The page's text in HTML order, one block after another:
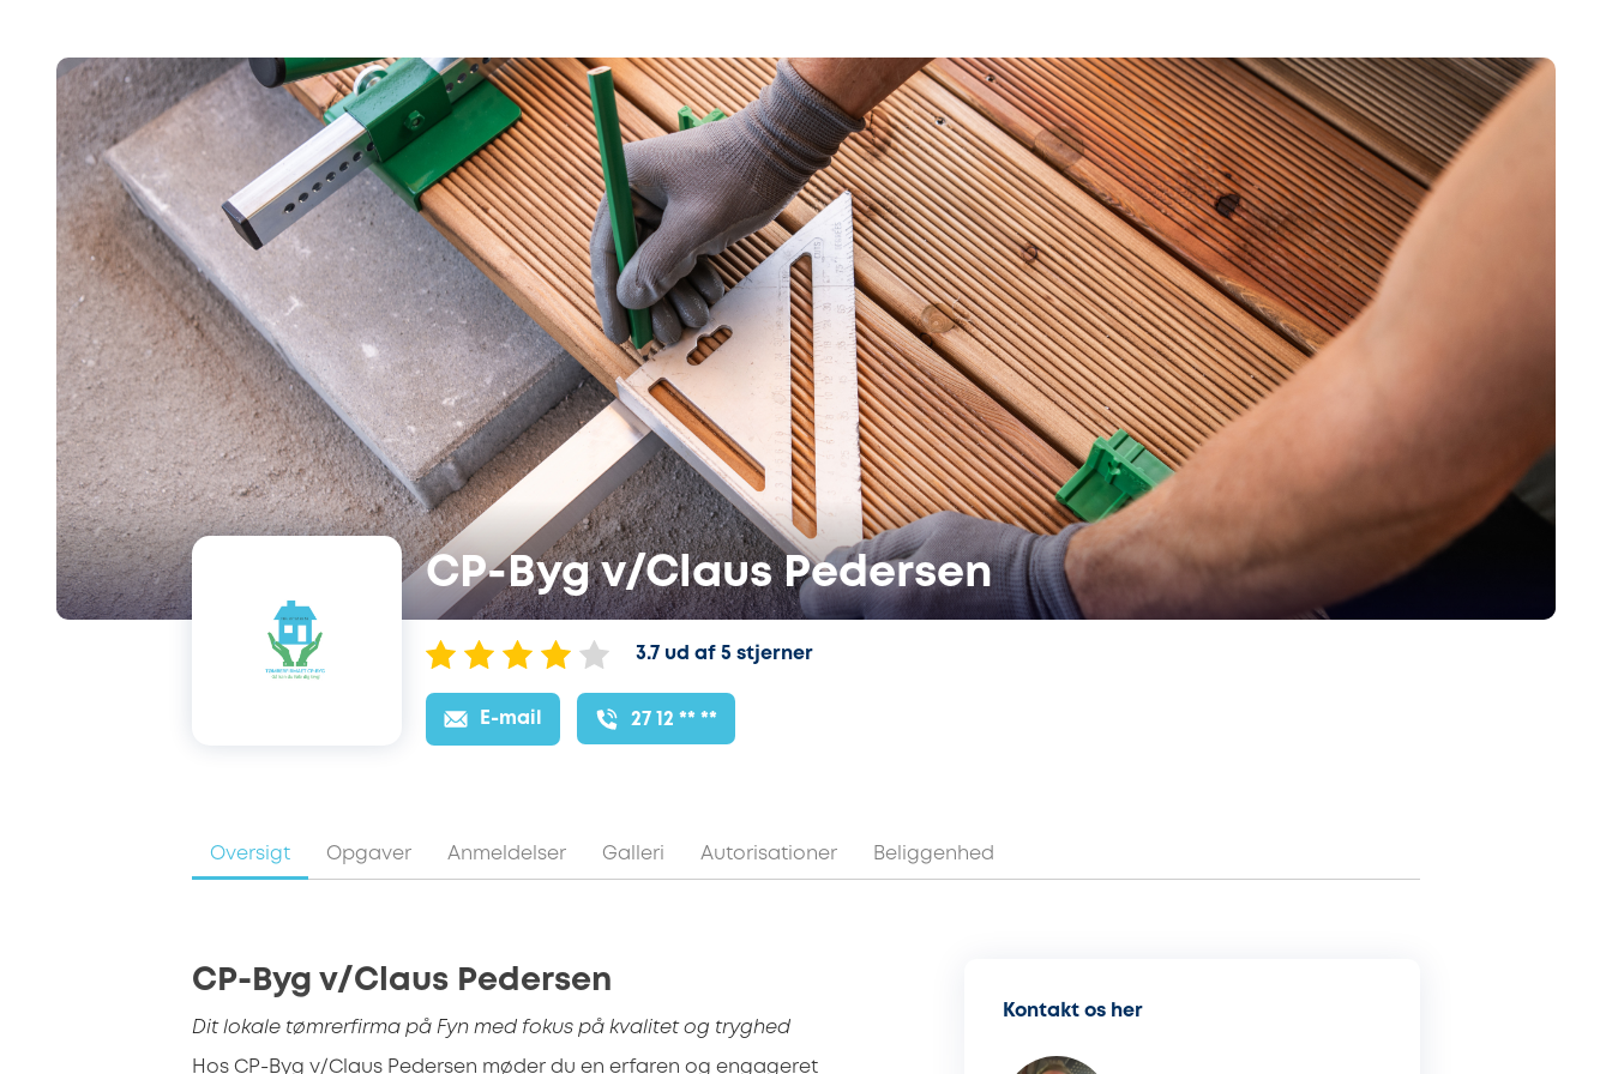
CP-Byg v/Claus Pedersen
3.7 ud af 5 stjerner
E-mail 27 12 ** **
Oversigt Opgaver Anmeldelser Galleri Autorisationer Beliggenhed
CP-Byg v/Claus Pedersen
Dit lokale tømrerfirma på Fyn med fokus på kvalitet og tryghed
Hos CP-Byg v/Claus Pedersen møder du en erfaren og engageret
Kontakt os her